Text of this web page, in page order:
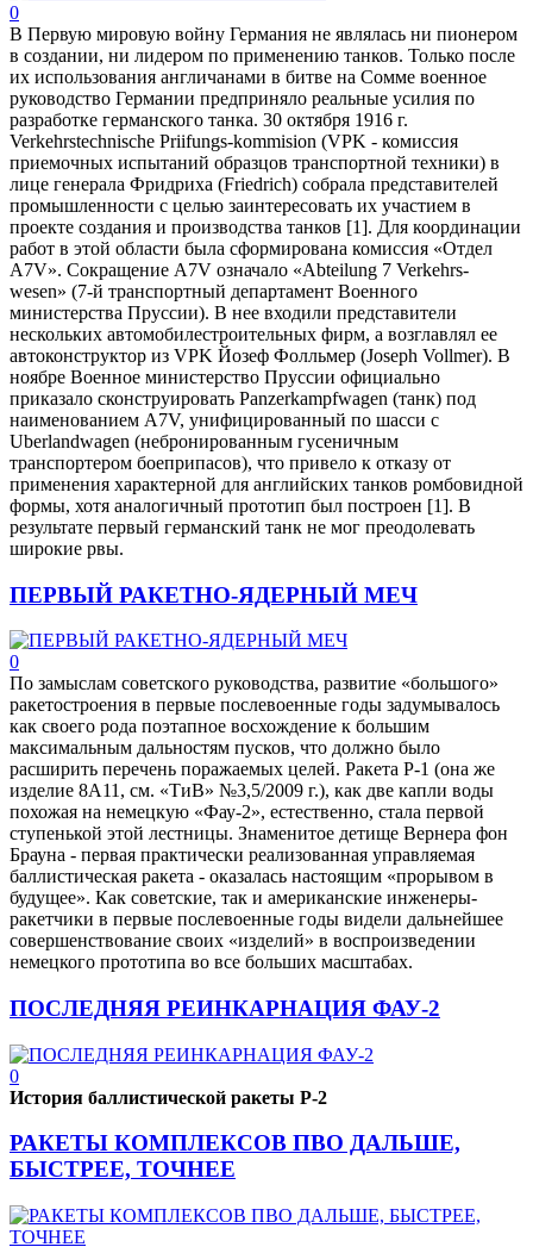
0
В Первую мировую войну Германия не являлась ни пионером
в создании, ни лидером по применению танков. Только после
их использования англичанами в битве на Сомме военное
руководство Германии предприняло реальные усилия по
разработке германского танка. 30 октября 1916 г.
Verkehrstechnische Priifungs-kommision (VPK - комиссия
приемочных испытаний образцов транспортной техники) в
лице генерала Фридриха (Friedrich) собрала представителей
промышленности с целью заинтересовать их участием в
проекте создания и производства танков [1]. Для координации
работ в этой области была сформирована комиссия «Отдел
A7V». Сокращение A7V означало «Abteilung 7 Verkehrs-
wesen» (7-й транспортный департамент Военного
министерства Пруссии). В нее входили представители
нескольких автомобилестроительных фирм, а возглавлял ее
автоконструктор из VPK Йозеф Фолльмер (Joseph Vollmer). В
ноябре Военное министерство Пруссии официально
приказало сконструировать Panzerkampfwagen (танк) под
наименованием A7V, унифицированный по шасси с
Uberlandwagen (небронированным гусеничным
транспортером боеприпасов), что привело к отказу от
применения характерной для английских танков ромбовидной
формы, хотя аналогичный прототип был построен [1]. В
результате первый германский танк не мог преодолевать
широкие рвы.
ПЕРВЫЙ РАКЕТНО-ЯДЕРНЫЙ МЕЧ
0
По замыслам советского руководства, развитие «большого»
ракетостроения в первые послевоенные годы задумывалось
как своего рода поэтапное восхождение к большим
максимальным дальностям пусков, что должно было
расширить перечень поражаемых целей. Ракета Р-1 (она же
изделие 8А11, см. «ТиВ» №3,5/2009 г.), как две капли воды
похожая на немецкую «Фау-2», естественно, стала первой
ступенькой этой лестницы. Знаменитое детище Вернера фон
Брауна - первая практически реализованная управляемая
баллистическая ракета - оказалась настоящим «прорывом в
будущее». Как советские, так и американские инженеры-
ракетчики в первые послевоенные годы видели дальнейшее
совершенствование своих «изделий» в воспроизведении
немецкого прототипа во все больших масштабах.
ПОСЛЕДНЯЯ РЕИНКАРНАЦИЯ ФАУ-2
0
История баллистической ракеты Р-2
РАКЕТЫ КОМПЛЕКСОВ ПВО ДАЛЬШЕ,
БЫСТРЕЕ, ТОЧНЕЕ